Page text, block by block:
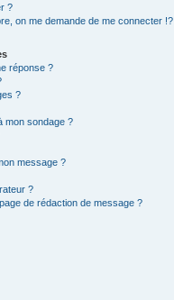
?
on me demande de me connecter !?
réponse ?
?
mon sondage ?
message ?
?
de rédaction de message ?